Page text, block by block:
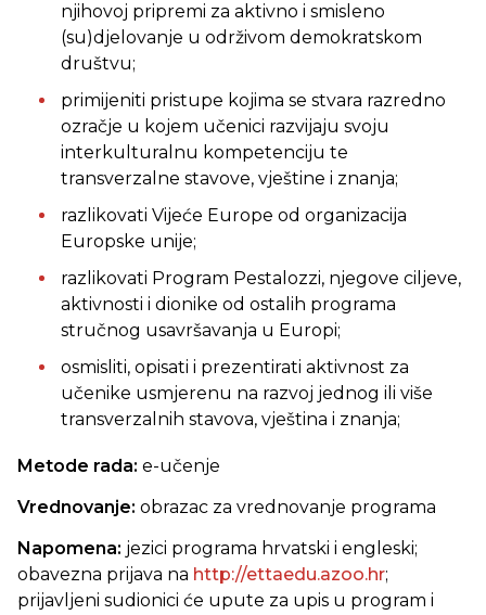
njihovoj pripremi za aktivno i smisleno
(su)djelovanje u održivom demokratskom
društvu;
primijeniti pristupe kojima se stvara razredno
ozračje u kojem učenici razvijaju svoju
interkulturalnu kompetenciju te
transverzalne stavove, vještine i znanja;
razlikovati Vijeće Europe od organizacija
Europske unije;
razlikovati Program Pestalozzi, njegove ciljeve,
aktivnosti i dionike od ostalih programa
stručnog usavršavanja u Europi;
osmisliti, opisati i prezentirati aktivnost za
učenike usmjerenu na razvoj jednog ili više
transverzalnih stavova, vještina i znanja;
Metode rada: e-učenje
Vrednovanje: obrazac za vrednovanje programa
Napomena: jezici programa hrvatski i engleski;
obavezna prijava na http://ettaedu.azoo.hr;
prijavljeni sudionici će upute za upis u program i